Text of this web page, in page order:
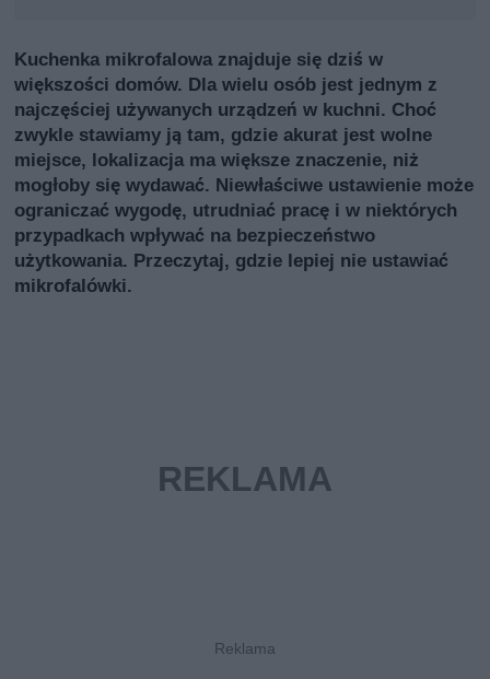
Kuchenka mikrofalowa znajduje się dziś w
większości domów. Dla wielu osób jest jednym z
najczęściej używanych urządzeń w kuchni. Choć
zwykle stawiamy ją tam, gdzie akurat jest wolne
miejsce, lokalizacja ma większe znaczenie, niż
mogłoby się wydawać. Niewłaściwe ustawienie może
ograniczać wygodę, utrudniać pracę i w niektórych
przypadkach wpływać na bezpieczeństwo
użytkowania. Przeczytaj, gdzie lepiej nie ustawiać
mikrofalówki.